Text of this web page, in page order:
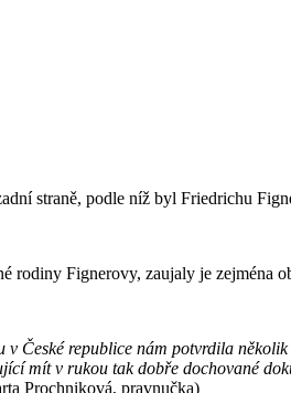
straně, podle níž byl Friedrichu
rodiny Fignerovy, zaujaly je
v České republice nám potvrdila
mít v rukou tak dobře dochované
Prochniková, pravnučka)